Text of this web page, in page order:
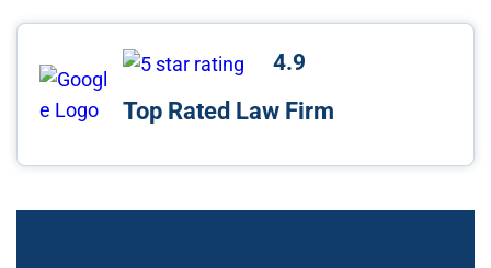
4.9
Top Rated Law Firm